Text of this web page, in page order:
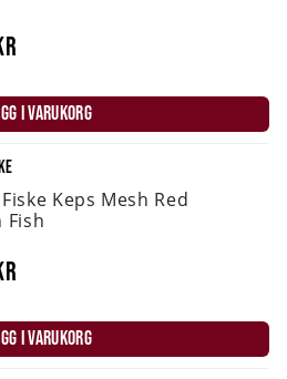
I VARUKORG
Keps Mesh Red
Fish
I VARUKORG